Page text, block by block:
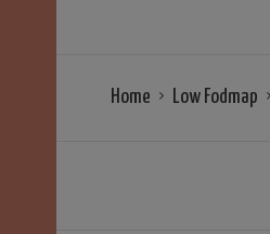
Home Low Fodmap